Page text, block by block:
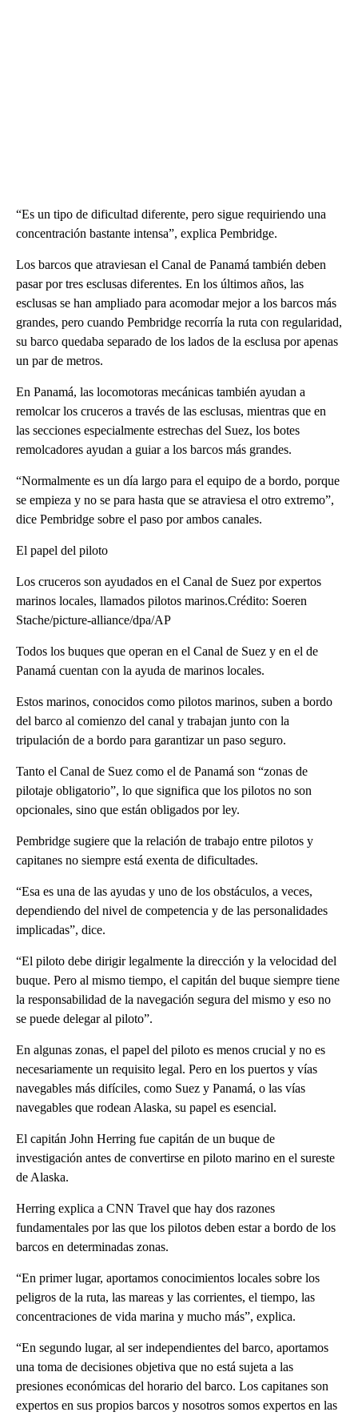
“Es un tipo de dificultad diferente, pero sigue requiriendo una
concentración bastante intensa”, explica Pembridge.
Los barcos que atraviesan el Canal de Panamá también deben
pasar por tres esclusas diferentes. En los últimos años, las
esclusas se han ampliado para acomodar mejor a los barcos más
grandes, pero cuando Pembridge recorría la ruta con regularidad,
su barco quedaba separado de los lados de la esclusa por apenas
un par de metros.
En Panamá, las locomotoras mecánicas también ayudan a
remolcar los cruceros a través de las esclusas, mientras que en
las secciones especialmente estrechas del Suez, los botes
remolcadores ayudan a guiar a los barcos más grandes.
“Normalmente es un día largo para el equipo de a bordo, porque
se empieza y no se para hasta que se atraviesa el otro extremo”,
dice Pembridge sobre el paso por ambos canales.
El papel del piloto
Los cruceros son ayudados en el Canal de Suez por expertos
marinos locales, llamados pilotos marinos.Crédito: Soeren
Stache/picture-alliance/dpa/AP
Todos los buques que operan en el Canal de Suez y en el de
Panamá cuentan con la ayuda de marinos locales.
Estos marinos, conocidos como pilotos marinos, suben a bordo
del barco al comienzo del canal y trabajan junto con la
tripulación de a bordo para garantizar un paso seguro.
Tanto el Canal de Suez como el de Panamá son “zonas de
pilotaje obligatorio”, lo que significa que los pilotos no son
opcionales, sino que están obligados por ley.
Pembridge sugiere que la relación de trabajo entre pilotos y
capitanes no siempre está exenta de dificultades.
“Esa es una de las ayudas y uno de los obstáculos, a veces,
dependiendo del nivel de competencia y de las personalidades
implicadas”, dice.
“El piloto debe dirigir legalmente la dirección y la velocidad del
buque. Pero al mismo tiempo, el capitán del buque siempre tiene
la responsabilidad de la navegación segura del mismo y eso no
se puede delegar al piloto”.
En algunas zonas, el papel del piloto es menos crucial y no es
necesariamente un requisito legal. Pero en los puertos y vías
navegables más difíciles, como Suez y Panamá, o las vías
navegables que rodean Alaska, su papel es esencial.
El capitán John Herring fue capitán de un buque de
investigación antes de convertirse en piloto marino en el sureste
de Alaska.
Herring explica a CNN Travel que hay dos razones
fundamentales por las que los pilotos deben estar a bordo de los
barcos en determinadas zonas.
“En primer lugar, aportamos conocimientos locales sobre los
peligros de la ruta, las mareas y las corrientes, el tiempo, las
concentraciones de vida marina y mucho más”, explica.
“En segundo lugar, al ser independientes del barco, aportamos
una toma de decisiones objetiva que no está sujeta a las
presiones económicas del horario del barco. Los capitanes son
expertos en sus propios barcos y nosotros somos expertos en las